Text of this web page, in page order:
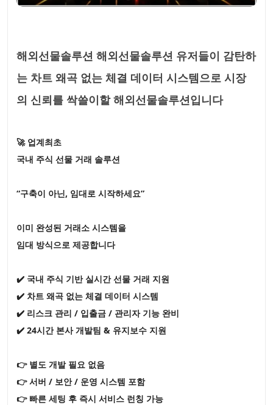
해외선물솔루션 해외선물솔루션 유저들이 감탄하
는 차트 왜곡 없는 체결 데이터 시스템으로 시장
의 신뢰를 싹쓸이할 해외선물솔루션입니다
🚀 업계최초
국내 주식 선물 거래 솔루션
“구축이 아닌, 임대로 시작하세요”
이미 완성된 거래소 시스템을
임대 방식으로 제공합니다
✔️ 국내 주식 기반 실시간 선물 거래 지원
✔️ 차트 왜곡 없는 체결 데이터 시스템
✔️ 리스크 관리 / 입출금 / 관리자 기능 완비
✔️ 24시간 본사 개발팀 & 유지보수 지원
👉 별도 개발 필요 없음
👉 서버 / 보안 / 운영 시스템 포함
👉 빠른 세팅 후 즉시 서비스 런칭 가능